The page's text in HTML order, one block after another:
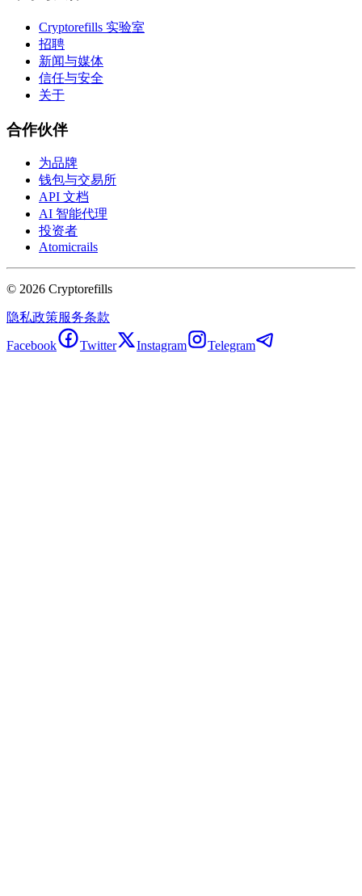
Cryptorefills 实验室
招聘
新闻与媒体
信任与安全
关于
合作伙伴
为品牌
钱包与交易所
API 文档
AI 智能代理
投资者
Atomicrails
© 2026 Cryptorefills
隐私政策服务条款
Facebook Twitter Instagram Telegram